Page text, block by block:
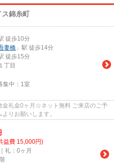
ス錦糸町
徒歩10分
妻橋 」駅 徒歩14分
徒歩15分
１丁目
中： 1室
礼金0ヶ月☆ネット無料 ご来店のご予
りお願いします。
益費 15,000円)
礼：0ヶ月